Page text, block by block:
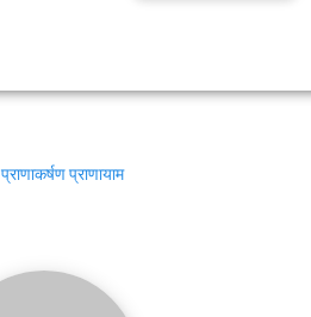
Previous
प्राणाकर्षण प्राणायाम